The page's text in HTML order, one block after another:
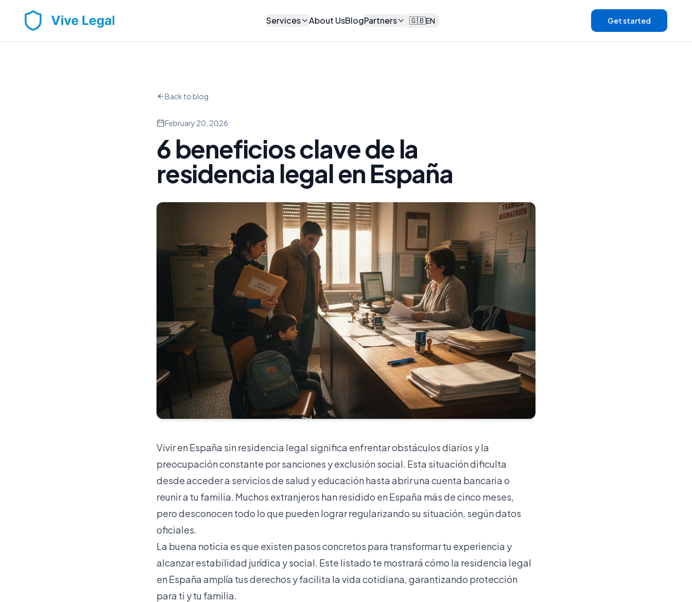
Services About UsBlogPartners 🇬🇧EN Get started
Back to blog
February 20, 2026
6 beneficios clave de la
residencia legal en España
Vivir en España sin residencia legal significa enfrentar obstáculos diarios y la
preocupación constante por sanciones y exclusión social. Esta situación dificulta
desde acceder a servicios de salud y educación hasta abrir una cuenta bancaria o
reunir a tu familia. Muchos extranjeros han residido en España más de cinco meses,
pero desconocen todo lo que pueden lograr regularizando su situación, según datos
oficiales.
La buena noticia es que existen pasos concretos para transformar tu experiencia y
alcanzar estabilidad jurídica y social. Este listado te mostrará cómo la residencia legal
en España amplía tus derechos y facilita la vida cotidiana, garantizando protección
para ti y tu familia.